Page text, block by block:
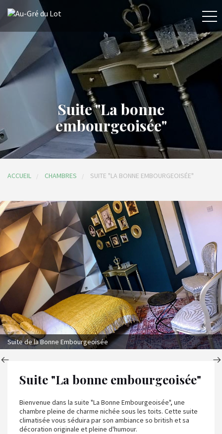
Suite "La bonne
embourgeoisée"
ACCUEIL CHAMBRES SUITE "LA BONNE EMBOURGEOISÉE"
Suite de la Bonne Embourgeoisée
Suite "La bonne embourgeoisée"
Bienvenue dans la suite "La Bonne Embourgeoisée", une
chambre pleine de charme nichée sous les toits. Cette suite
climatisée vous séduira par son ambiance so british et sa
décoration originale et pleine d'humour.